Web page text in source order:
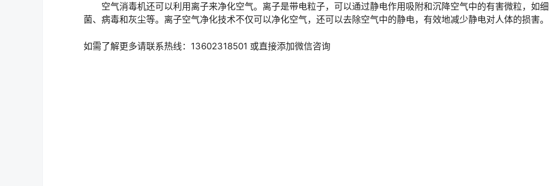
空气消毒机还可以利用离子来净化空气。离子是带电粒子，可以通过静电作用吸附和沉降空气中的有害微粒，如细
菌、病毒和灰尘等。离子空气净化技术不仅可以净化空气，还可以去除空气中的静电，有效地减少静电对人体的损害。
如需了解更多请联系热线：13602318501 或直接添加微信咨询